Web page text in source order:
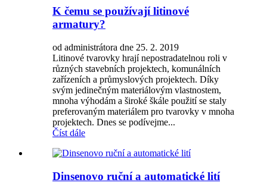
K čemu se používají litinové
armatury?
od administrátora dne 25. 2. 2019
Litinové tvarovky hrají nepostradatelnou roli v
různých stavebních projektech, komunálních
zařízeních a průmyslových projektech. Díky
svým jedinečným materiálovým vlastnostem,
mnoha výhodám a široké škále použití se staly
preferovaným materiálem pro tvarovky v mnoha
projektech. Dnes se podívejme...
Číst dále
Dinsenovo ruční a automatické lití